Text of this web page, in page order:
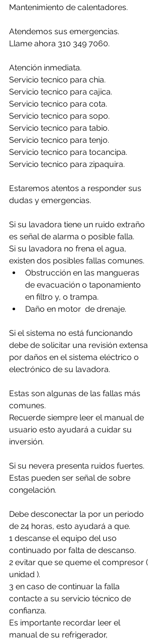
Mantenimiento de calentadores.
Atendemos sus emergencias.
Llame ahora 310 349 7060.
Atención inmediata.
Servicio tecnico para chia.
Servicio tecnico para cajica.
Servicio tecnico para cota.
Servicio tecnico para sopo.
Servicio tecnico para tabio.
Servicio tecnico para tenjo.
Servicio tecnico para tocancipa.
Servicio tecnico para zipaquira.
Estaremos atentos a responder sus
dudas y emergencias.
Si su lavadora tiene un ruido extraño
es señal de alarma o posible falla.
Si su lavadora no frena el agua,
existen dos posibles fallas comunes.
Obstrucción en las mangueras
de evacuación o taponamiento
en filtro y, o trampa.
Daño en motor  de drenaje.
Si el sistema no está funcionando
debe de solicitar una revisión extensa
por daños en el sistema eléctrico o
electrónico de su lavadora.
Estas son algunas de las fallas más
comunes.
Recuerde siempre leer el manual de
usuario esto ayudará a cuidar su
inversión.
Si su nevera presenta ruidos fuertes.
Estas pueden ser señal de sobre
congelación.
Debe desconectar la por un periodo
de 24 horas, esto ayudará a que.
1 descanse el equipo del uso
continuado por falta de descanso.
2 evitar que se queme el compresor (
unidad ).
3 en caso de continuar la falla
contacte a su servicio técnico de
confianza.
Es importante recordar leer el
manual de su refrigerador,